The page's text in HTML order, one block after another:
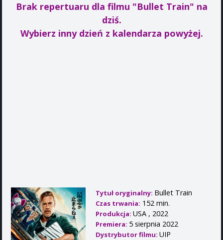
Brak repertuaru dla filmu "Bullet Train" na
dziś.
Wybierz inny dzień z kalendarza powyżej.
Tytuł oryginalny: Bullet Train
Czas trwania: 152 min.
Produkcja: USA , 2022
Premiera: 5 sierpnia 2022
Dystrybutor filmu: UIP